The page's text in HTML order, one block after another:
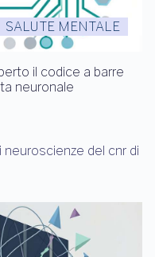
SALUTE MENTALE
il codice a barre
neuronale
neuroscienze del cnr di